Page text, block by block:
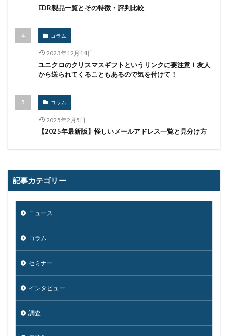
EDR製品一覧とその特徴・評判比較
コラム
2023年12月14日
ユニクロのクリスマスギフトというリンクに要注意！友人
から送られてくることもあるので気を付けて！
コラム
2025年2月5日
【2025年最新版】怪しいメールアドレス一覧と見分け方
記事カテゴリー
ニュース
コラム
セミナー
インタビュー
調査